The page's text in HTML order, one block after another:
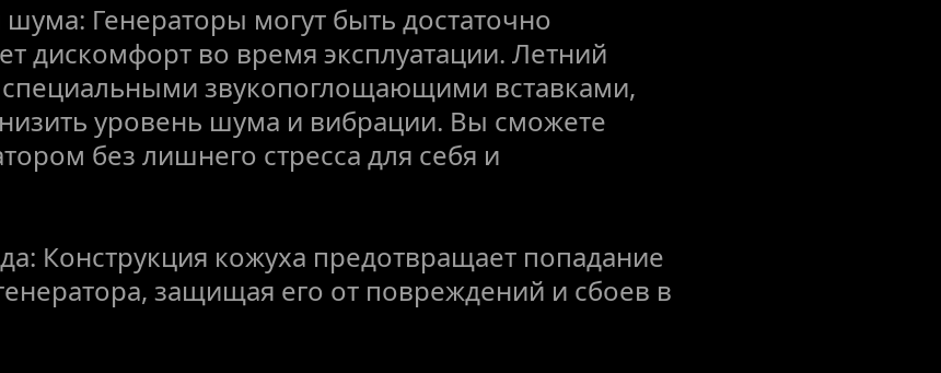
Генераторы могут быть достаточно
дискомфорт во время эксплуатации. Летний
звукопоглощающими вставками,
уровень шума и вибрации. Вы сможете
без лишнего стресса для себя и
Конструкция кожуха предотвращает попадание
защищая его от повреждений и сбоев в